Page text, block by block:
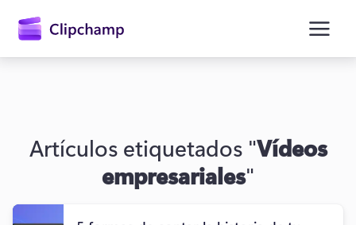
principal
Artículos etiquetados "Vídeos
empresariales"